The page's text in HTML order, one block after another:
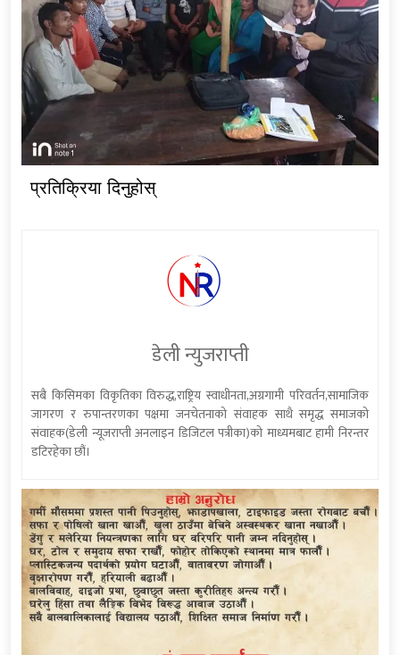
प्रतिक्रिया दिनुहोस्
डेली न्युजराप्ती
सबै किसिमका विकृतिका विरुद्ध,राष्ट्रिय स्वाधीनता,अग्रगामी परिवर्तन,सामाजिक
जागरण र रुपान्तरणका पक्षमा जनचेतनाको संवाहक साथै समृद्ध समाजको
संवाहक(डेली न्यूजराप्ती अनलाइन डिजिटल पत्रीका)को माध्यमबाट हामी निरन्तर
डटिरहेका छौं।